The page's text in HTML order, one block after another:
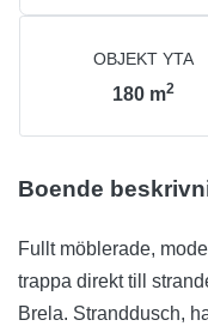
OBJEKT YTA
180 m2
Boende
Fullt möblerade,
trappa direkt till
Brela. Stranddusch,